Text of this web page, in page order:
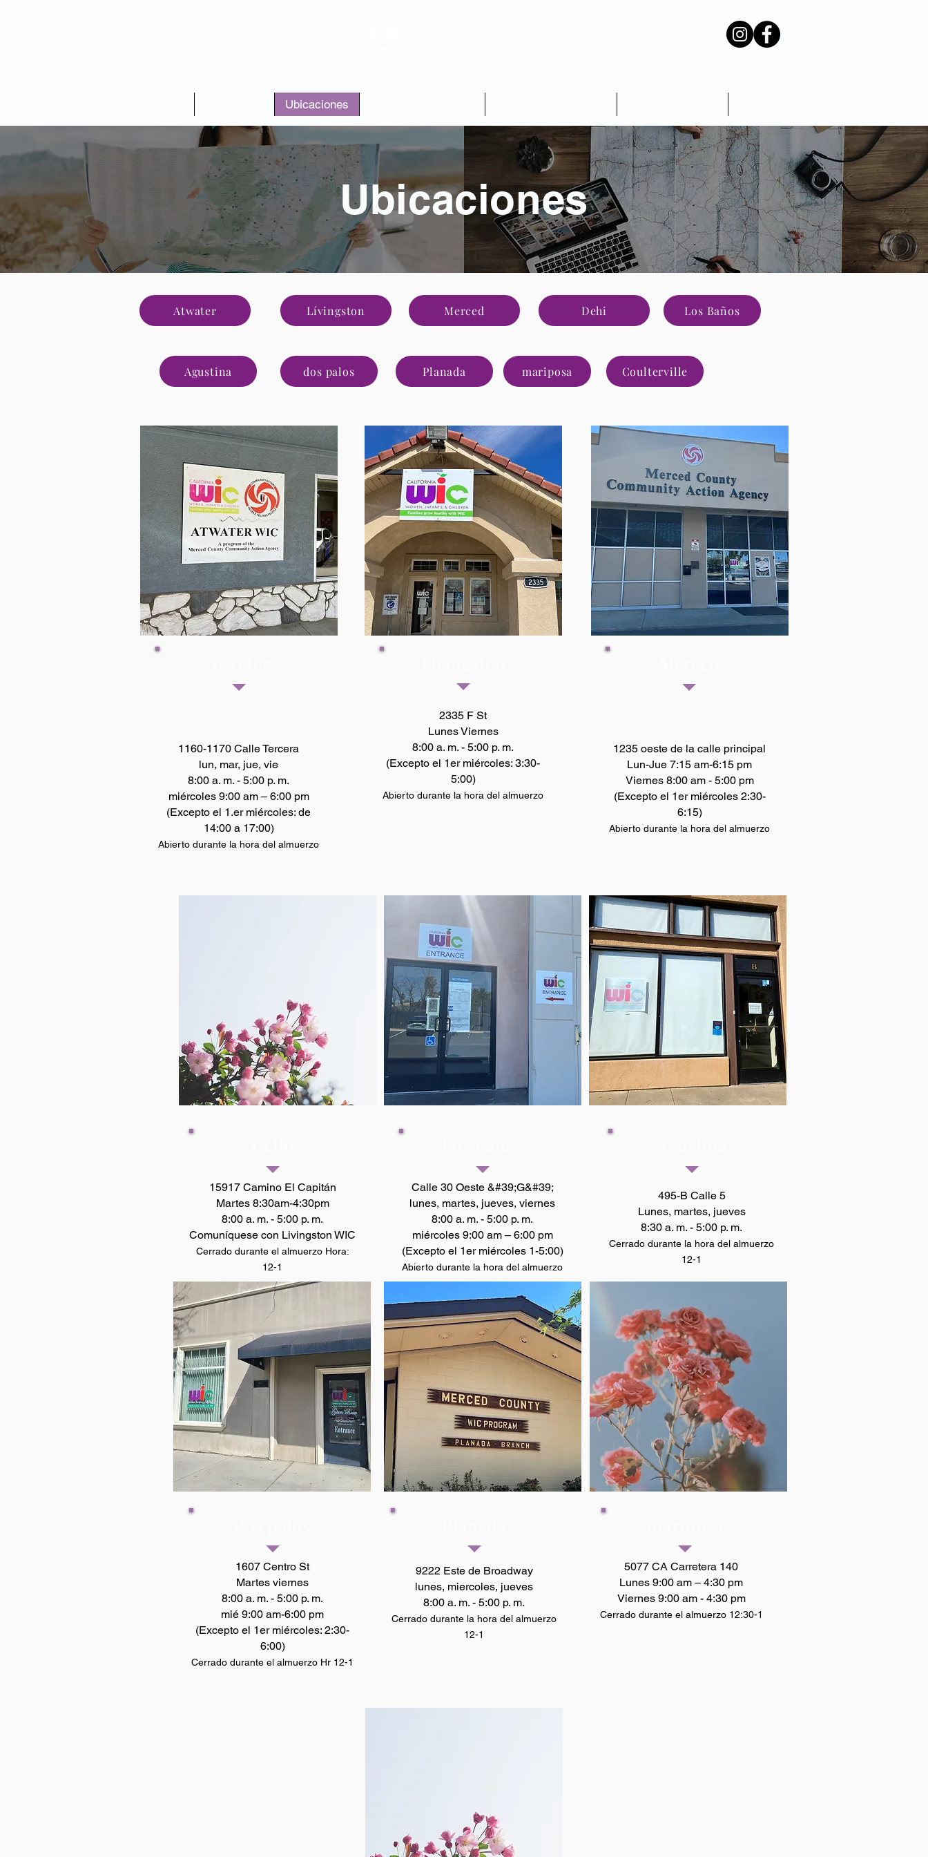
Ubicaciones
Ubicaciones
Atwater Lívingston Merced Dehi Los Baños
Agustina dos palos Planada mariposa Coulterville
1160-1170 Calle Tercera
lun, mar, jue, vie
8:00 a. m. - 5:00 p. m.
miércoles 9:00 am – 6:00 pm
(Excepto el 1.er miércoles: de
14:00 a 17:00)
Abierto durante la hora del almuerzo
2335 F St
Lunes Viernes
8:00 a. m. - 5:00 p. m.
(Excepto el 1er miércoles: 3:30-
5:00)
Abierto durante la hora del almuerzo
1235 oeste de la calle principal
Lun-Jue 7:15 am-6:15 pm
Viernes 8:00 am - 5:00 pm
(Excepto el 1er miércoles 2:30-
6:15)
Abierto durante la hora del almuerzo
15917 Camino El Capitán
Martes 8:30am-4:30pm
8:00 a. m. - 5:00 p. m.
Comuníquese con Livingston WIC
Cerrado durante el almuerzo Hora:
12-1
Calle 30 Oeste &#39;G&#39;
lunes, martes, jueves, viernes
8:00 a. m. - 5:00 p. m.
miércoles 9:00 am – 6:00 pm
(Excepto el 1er miércoles 1-5:00)
Abierto durante la hora del almuerzo
495-B Calle 5
Lunes, martes, jueves
8:30 a. m. - 5:00 p. m.
Cerrado durante la hora del almuerzo
12-1
1607 Centro St
Martes viernes
8:00 a. m. - 5:00 p. m.
mié 9:00 am-6:00 pm
(Excepto el 1er miércoles: 2:30-
6:00)
Cerrado durante el almuerzo Hr 12-1
9222 Este de Broadway
lunes, miercoles, jueves
8:00 a. m. - 5:00 p. m.
Cerrado durante la hora del almuerzo
12-1
5077 CA Carretera 140
Lunes 9:00 am – 4:30 pm
Viernes 9:00 am - 4:30 pm
Cerrado durante el almuerzo 12:30-1